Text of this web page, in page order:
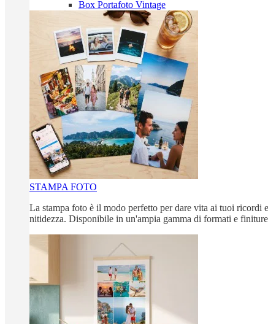
Box Portafoto Vintage
STAMPA FOTO
La stampa foto è il modo perfetto per dare vita ai tuoi
nitidezza. Disponibile in un'ampia gamma di formati e